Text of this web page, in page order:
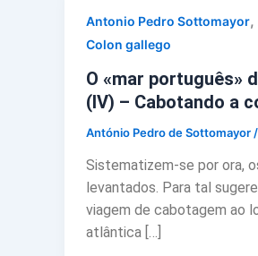
Antonio Pedro Sottomayor,
Colon gallego
O «mar português»
(IV) – Cabotando a
António Pedro de Sottomayor /
Sistematizem-se por ora,
levantados. Para tal
viagem de cabotagem ao
atlântica […]